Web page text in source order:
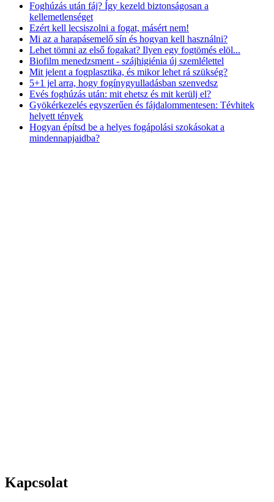
Foghúzás után fáj? Így kezeld biztonságosan a
kellemetlenséget
Ezért kell lecsiszolni a fogat, másért nem!
Mi az a harapásemelő sín és hogyan kell használni?
Lehet tömni az első fogakat? Ilyen egy fogtömés elöl...
Biofilm menedzsment - szájhigiénia új szemlélettel
Mit jelent a fogplasztika, és mikor lehet rá szükség?
5+1 jel arra, hogy fogínygyulladásban szenvedsz
Evés foghúzás után: mit ehetsz és mit kerülj el?
Gyökérkezelés egyszerűen és fájdalommentesen: Tévhitek
helyett tények
Hogyan építsd be a helyes fogápolási szokásokat a
mindennapjaidba?
Kapcsolat